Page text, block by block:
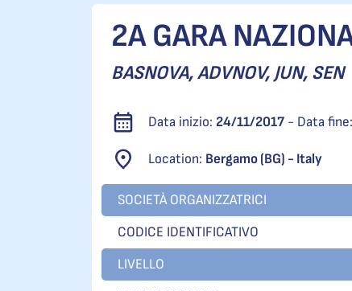
2A GARA
BASNOVA, ADVNOV, JUN, SEN
Data inizio: 24/11/2017 - Data fine:
Location: Bergamo (BG) - Italy
SOCIETÀ ORGANIZZATRICI
CODICE IDENTIFICATIVO
LIVELLO